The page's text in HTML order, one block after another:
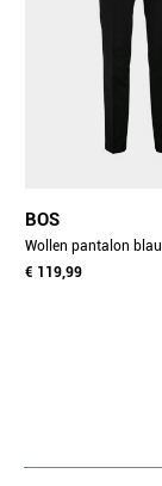
BOS
Wollen pantalon
pantalon navy
€ 119,99